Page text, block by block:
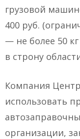
грузовой
400 руб.
— не более 50
в строну
Компания
использовать
организации,